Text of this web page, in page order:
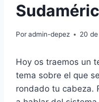
Poradmin-depez 20
Hoy os traemos un
tema sobre el que
rondado tu cabeza.